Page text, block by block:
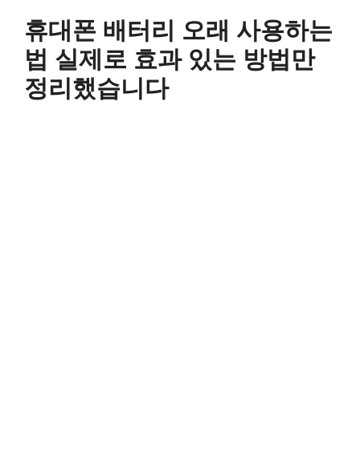
휴대폰 배터리 오래 사용하는
법 실제로 효과 있는 방법만
정리했습니다